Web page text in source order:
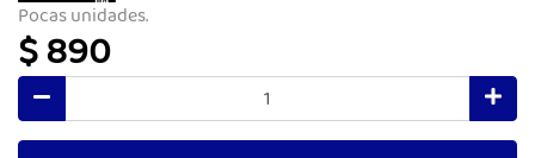
Pocas unidades.
$ 890